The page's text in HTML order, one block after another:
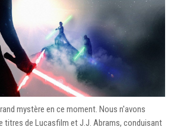
mystère en ce moment. Nous n'avons
titres de Lucasfilm et J.J. Abrams, conduisant